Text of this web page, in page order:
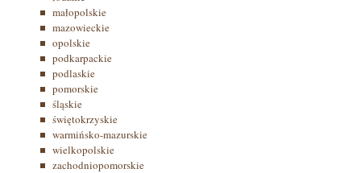
małopolskie
mazowieckie
opolskie
podkarpackie
podlaskie
pomorskie
śląskie
świętokrzyskie
warmińsko-mazurskie
wielkopolskie
zachodniopomorskie